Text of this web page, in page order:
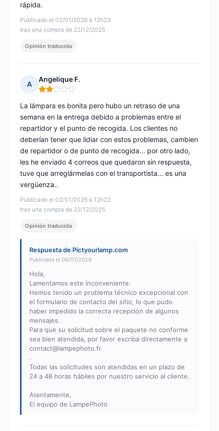
Publicado el 02/01/2026 à 12h23
tras una compra de 22/12/2025
rápida.
Opinión traducida
A
Angelique F.
Nota: 2 de 5
Publicado el 02/01/2026 à 12h22
tras una compra de 22/12/2025
La lámpara es bonita pero hubo un retraso de una
semana en la entrega debido a problemas entre el
repartidor y el punto de recogida. Los clientes no
deberían tener que lidiar con estos problemas, cambien
de repartidor o de punto de recogida... por otro lado,
les he enviado 4 correos que quedaron sin respuesta,
tuve que arreglármelas con el transportista... es una
vergüenza..
Opinión traducida
Respuesta de Pictyourlamp.com
Publicada el 06/01/2026
Hola,
Lamentamos este inconveniente.
Hemos tenido un problema técnico excepcional con
el formulario de contacto del sitio, lo que pudo
haber impedido la correcta recepción de algunos
mensajes.
Para que su solicitud sobre el paquete no conforme
sea bien atendida, por favor escriba directamente a
contact@lampephoto.fr
.
Todas las solicitudes son atendidas en un plazo de
24 a 48 horas hábiles por nuestro servicio al cliente.
Atentamente,
El equipo de LampePhoto